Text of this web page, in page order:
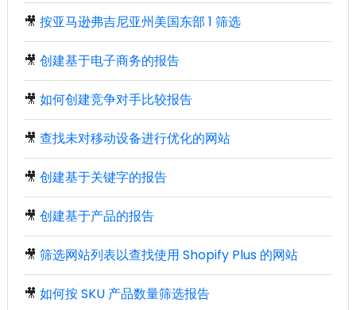
🎥 按亚马逊弗吉尼亚州美国东部 1 筛选
🎥 创建基于电子商务的报告
🎥 如何创建竞争对手比较报告
🎥 查找未对移动设备进行优化的网站
🎥 创建基于关键字的报告
🎥 创建基于产品的报告
🎥 筛选网站列表以查找使用 Shopify Plus 的网站
🎥 如何按 SKU 产品数量筛选报告